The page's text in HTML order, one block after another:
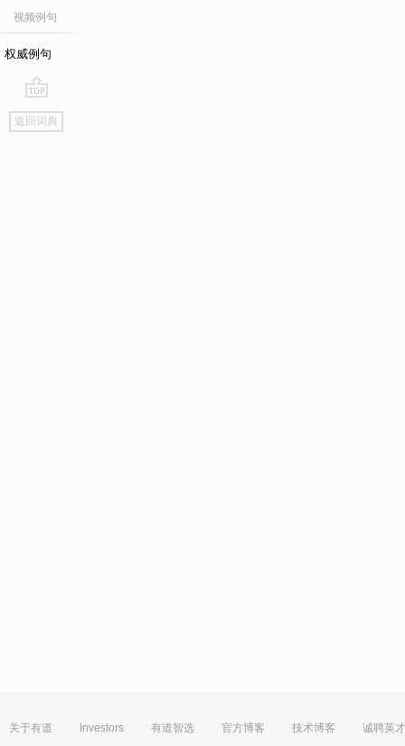
视频例句
权威例句
go
top
返回词典
关于有道 Investors 有道智选 官方博客 技术博客 诚聘英才